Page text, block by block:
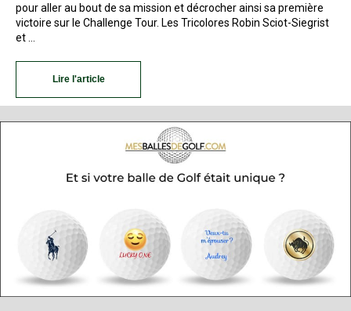
pour aller au bout de sa mission et décrocher ainsi sa première
victoire sur le Challenge Tour. Les Tricolores Robin Sciot-Siegrist
et …
Lire l'article